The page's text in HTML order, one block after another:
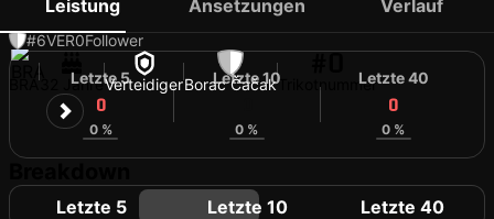
#6VER0Follower
32 JahreVerteidigerBorac ČačakTrikotnummer
Leistung Ansetzungen Verlauf
Letzte 5
0
0 %
Letzte 10
0 %
Letzte 40
0
0 %
Letzte 5 Letzte 10 Letzte 40